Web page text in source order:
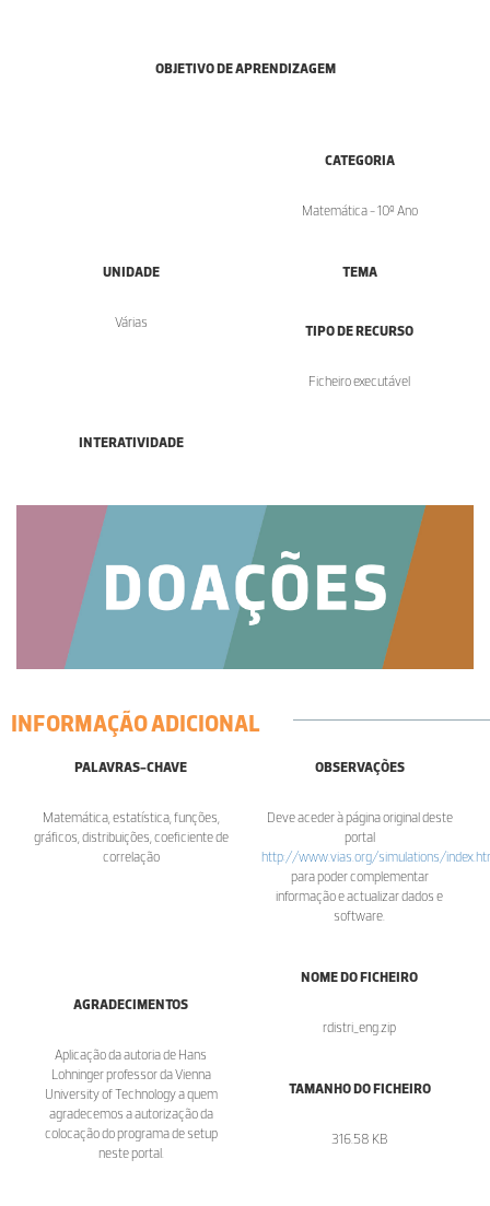
OBJETIVO DE APRENDIZAGEM
CATEGORIA
Matemática - 10º Ano
UNIDADE
Várias
TEMA
TIPO DE RECURSO
Ficheiro executável
INTERATIVIDADE
INFORMAÇÃO ADICIONAL
PALAVRAS-CHAVE
Matemática, estatística, funções,
gráficos, distribuições, coeficiente de
correlação
OBSERVAÇÕES
Deve aceder à página original deste
portal
http://www.vias.org/simulations/
para poder complementar
informação e actualizar dados e
software.
AGRADECIMENTOS
Aplicação da autoria de Hans
Lohninger professor da Vienna
University of Technology a quem
agradecemos a autorização da
colocação do programa de setup
neste portal.
NOME DO FICHEIRO
rdistri_eng.zip
TAMANHO DO FICHEIRO
316.58 KB